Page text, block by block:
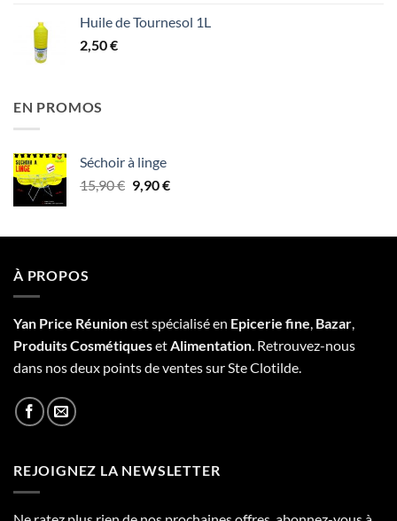
Huile de Tournesol 1L
2,50€
EN PROMOS
Séchoir à linge
15,90€ Le
était :
9,90€Le
est :
À PROPOS
Yan Price Réunionest spécialisé en Epicerie fine, Bazar,
Produits CosmétiquesetAlimentation. Retrouvez-nous
dans nos deux points de ventes sur Ste Clotilde.
REJOIGNEZ LA NEWSLETTER